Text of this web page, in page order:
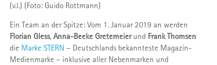
(v.l.) (Foto: Guido Rottmann)
Ein Team an der Spitze: Vom 1. Januar 2019 an werden
Florian Gless, Anna-Beeke Gretemeierund Frank Thomsen
die Marke STERN – Deutschlands bekannteste Magazin-
Medienmarke – inklusive aller Nebenmarken und